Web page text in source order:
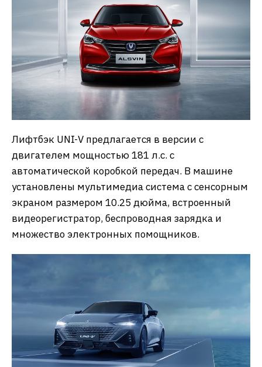
Лифтбэк UNI-V предлагается в версии с
двигателем мощностью 181 л.с. с
автоматической коробкой передач. В машине
установлены мультимедиа система с сенсорным
экраном размером 10.25 дюйма, встроенный
видеорегистратор, беспроводная зарядка и
множество электронных помощников.